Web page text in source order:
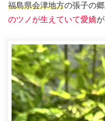
福島県会津地方の張子の郷
のツノが生えていて愛嬌